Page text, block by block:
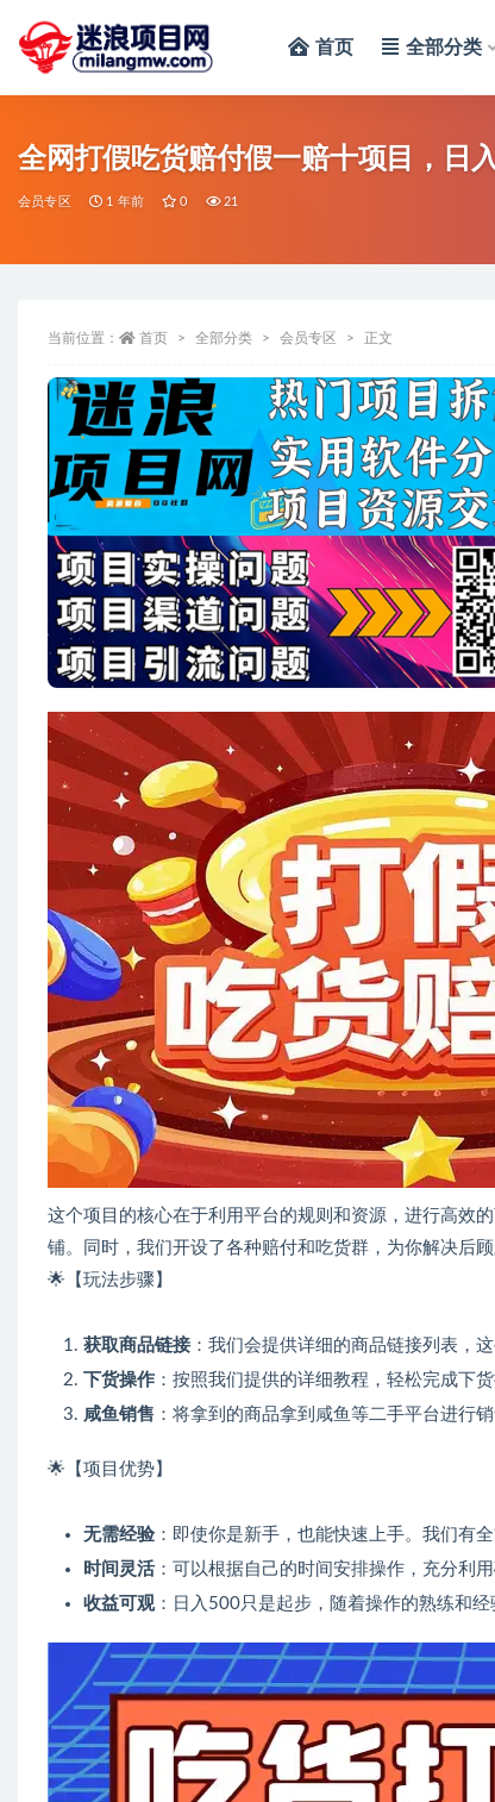
首页 全部分类
全网打假吃货赔付假一赔十项目，日
会员专区 1 年前 0 21
当前位置： 首页 全部分类 会员专区 正文
这个项目的核心在于利用平台的规则和资源，进行高效
铺。同时，我们开设了各种赔付和吃货群，为你解决后顾
🌟【玩法步骤】
获取商品链接 ：我们会提供详细的商品链接列表，
下货操作 ：按照我们提供的详细教程，轻松完成下
咸鱼销售 ：将拿到的商品拿到咸鱼等二手平台进行
🌟【项目优势】
无需经验：即使你是新手，也能快速上手。我们有
时间灵活：可以根据自己的时间安排操作，充分利
收益可观：日入500只是起步，随着操作的熟练和经